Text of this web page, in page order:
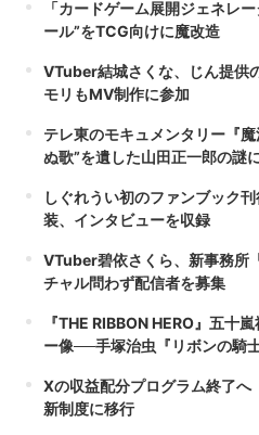
「カードゲーム展開ジェネレ
ール”をTCG向けに魔改造
VTuber結城さくな、じん提
モリもMV制作に参加
テレ東のモキュメンタリー『
ぬ歌”を遺した山田正一郎の謎
しぐれうい初のファンブック
装、インタビューを収録
VTuber碧依さくら、新事務
チャル問わず配信者を募集
『THE RIBBON HERO』五十
ー像──手塚治虫『リボンの騎
Xの収益配分プログラム終了
新制度に移行